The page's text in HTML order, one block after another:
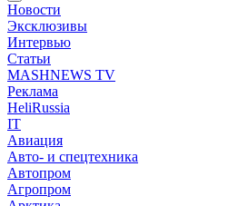
Новости
Эксклюзивы
Интервью
Статьи
MASHNEWS TV
Реклама
HeliRussia
IT
Авиация
Авто- и спецтехника
Автопром
Агропром